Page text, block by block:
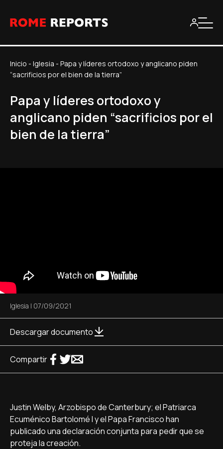
Inicio - Iglesia - Papa y líderes ortodoxo y anglicano piden
“sacrificios por el bien de la tierra”
Papa y líderes ortodoxo y
anglicano piden “sacrificios por el
bien de la tierra”
Iglesia | 07/09/2021
Descargar documento
Compartir
Justin Welby, Arzobispo de Canterbury; el Patriarca
Ecuménico Bartolomé I y el Papa Francisco han
publicado una declaración conjunta para pedir que se
proteja la creación.